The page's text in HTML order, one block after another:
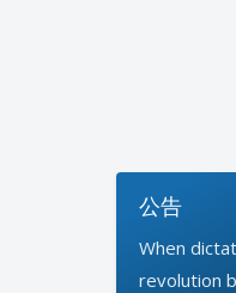
公告
When
revolution